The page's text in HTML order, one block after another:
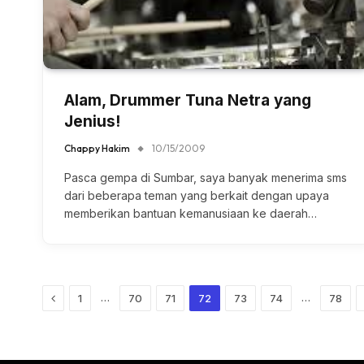
Alam, Drummer Tuna Netra yang
Jenius!
Chappy Hakim 10/15/2009
Pasca gempa di Sumbar, saya banyak menerima sms
dari beberapa teman yang berkait dengan upaya
memberikan bantuan kemanusiaan ke daerah…
Previous
1 … 70 71 72 73 74 … 78